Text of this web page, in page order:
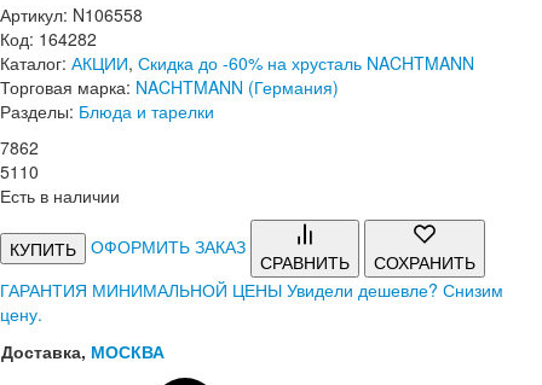
Артикул: N106558
Код: 164282
Каталог: АКЦИИ, Скидка до -60% на хрусталь NACHTMANN
Торговая марка: NACHTMANN (Германия)
Разделы: Блюда и тарелки
7862
5110
Есть в наличии
КУПИТЬ ОФОРМИТЬ ЗАКАЗ
СРАВНИТЬ
СОХРАНИТЬ
ГАРАНТИЯ МИНИМАЛЬНОЙ ЦЕНЫ Увидели дешевле? Снизим
цену.
Доставка, МОСКВА